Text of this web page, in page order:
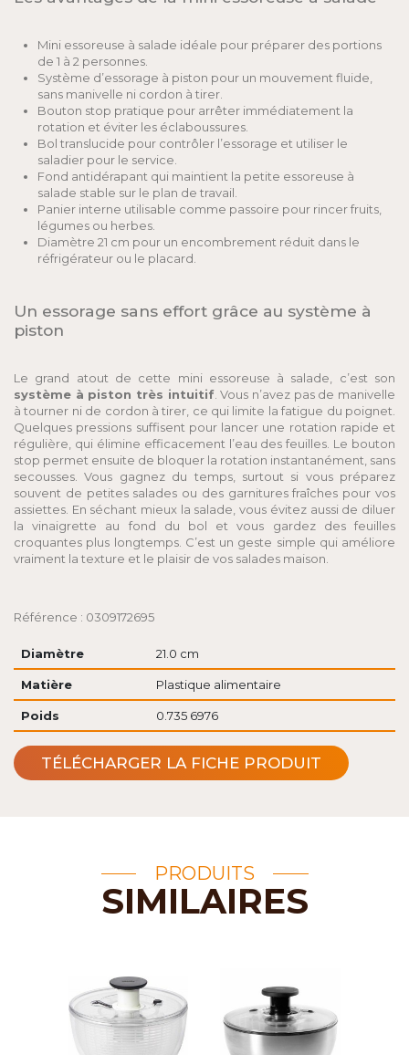
Mini essoreuse à salade idéale pour préparer des portions
de 1 à 2 personnes.
Système d’essorage à piston pour un mouvement fluide,
sans manivelle ni cordon à tirer.
Bouton stop pratique pour arrêter immédiatement la
rotation et éviter les éclaboussures.
Bol translucide pour contrôler l’essorage et utiliser le
saladier pour le service.
Fond antidérapant qui maintient la petite essoreuse à
salade stable sur le plan de travail.
Panier interne utilisable comme passoire pour rincer fruits,
légumes ou herbes.
Diamètre 21 cm pour un encombrement réduit dans le
réfrigérateur ou le placard.
Un essorage sans effort grâce au système à
piston
Le grand atout de cette mini essoreuse à salade, c’est son
système à piston très intuitif. Vous n’avez pas de manivelle
à tourner ni de cordon à tirer, ce qui limite la fatigue du poignet.
Quelques pressions suffisent pour lancer une rotation rapide et
régulière, qui élimine efficacement l’eau des feuilles. Le bouton
stop permet ensuite de bloquer la rotation instantanément, sans
secousses. Vous gagnez du temps, surtout si vous préparez
souvent de petites salades ou des garnitures fraîches pour vos
assiettes. En séchant mieux la salade, vous évitez aussi de diluer
la vinaigrette au fond du bol et vous gardez des feuilles
croquantes plus longtemps. C’est un geste simple qui améliore
vraiment la texture et le plaisir de vos salades maison.
Référence : 0309172695
Diamètre 21.0 cm
Matière Plastique alimentaire
Poids 0.735 6976
TÉLÉCHARGER LA FICHE PRODUIT
PRODUITS
SIMILAIRES